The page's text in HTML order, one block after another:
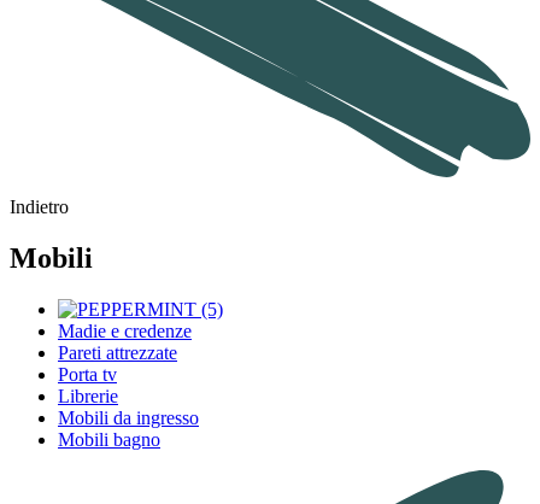
Indietro
Mobili
Madie e credenze
Pareti attrezzate
Porta tv
Librerie
Mobili da ingresso
Mobili bagno